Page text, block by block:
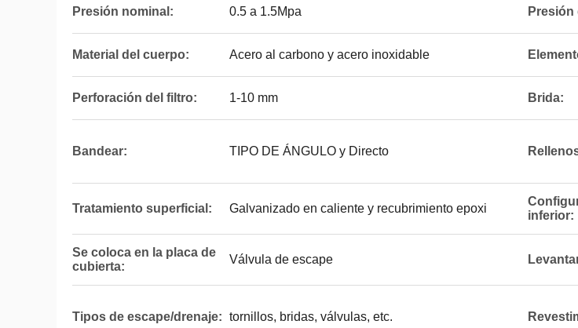
Presión nominal: 0.5 a 1.5Mpa Presión
Material del cuerpo: Acero al carbono y acero inoxidable
Perforación del filtro: 1-10 mm Brida:
Bandear: TIPO DE ÁNGULO y Directo
Tratamiento superficial: Galvanizado en caliente y recubrimiento epoxi
inferior:
Se coloca en la placa de
cubierta:
Válvula de escape
Tipos de escape/drenaje: tornillos, bridas, válvulas, etc.